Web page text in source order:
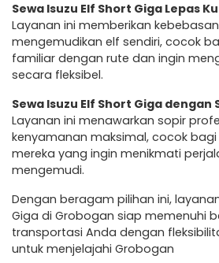
Sewa Isuzu Elf Short Giga Lepas
Layanan ini memberikan
mengemudikan elf sendiri, cocok
familiar dengan rute dan ingin
secara fleksibel.
Sewa Isuzu Elf Short Giga dengan
Layanan ini menawarkan sopir
kenyamanan maksimal, cocok
mereka yang ingin menikmati
mengemudi.
Dengan beragam pilihan ini,
Giga di Grobogan siap memenuhi
transportasi Anda dengan
untuk menjelajahi Grobogan